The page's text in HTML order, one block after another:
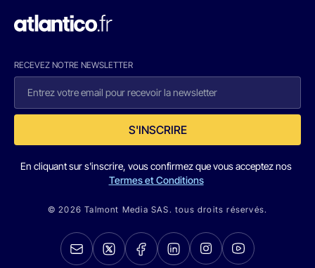
RECEVEZ NOTRE NEWSLETTER
S'INSCRIRE
En cliquant sur s'inscrire, vous confirmez que vous acceptez nos
Termes et Conditions
© 2026 Talmont Media SAS. tous droits réservés.